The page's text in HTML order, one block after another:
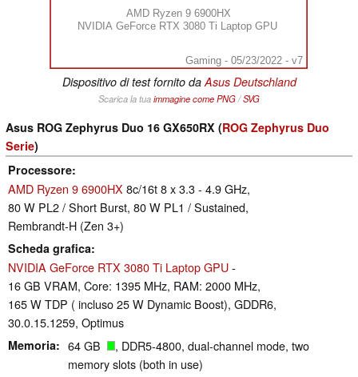
AMD Ryzen 9 6900HX
NVIDIA GeForce RTX 3080 Ti Laptop GPU
Gaming - 05/23/2022 - v7
Dispositivo di test fornito da Asus Deutschland
Scarica la tuaimmagine comePNG/SVG
Asus ROG Zephyrus Duo 16 GX650RX (ROG Zephyrus Duo
Serie)
Processore
AMD Ryzen 9 6900HX 8c/16t 8 x 3.3 - 4.9 GHz,
80 W PL2 / Short Burst, 80 W PL1 / Sustained,
Rembrandt-H (Zen 3+)
Scheda grafica
NVIDIA GeForce RTX 3080 Ti Laptop GPU-
16 GB VRAM, Core: 1395 MHz, RAM: 2000 MHz,
165 W TDP ( incluso 25 W Dynamic Boost), GDDR6,
30.0.15.1259, Optimus
Memoria 64 GB
, DDR5-4800, dual-channel mode, two
memory slots (both in use)